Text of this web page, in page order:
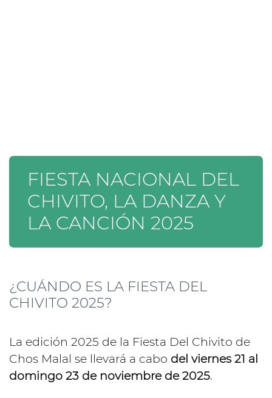
FIESTA NACIONAL DEL
CHIVITO, LA DANZA Y
LA CANCIÓN 2025
¿CUÁNDO ES LA FIESTA DEL
CHIVITO 2025?
La edición 2025 de la Fiesta Del Chivito de
Chos Malal se llevará a cabo del viernes 21 al
domingo 23 de noviembre de 2025.